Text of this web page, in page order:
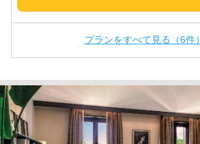
プランをすべて見る（6件）